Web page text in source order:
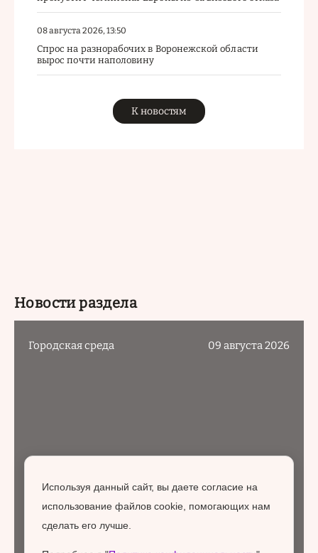
08 августа 2026, 13:50
Спрос на разнорабочих в Воронежской области
вырос почти наполовину
К новостям
Новости раздела
Городская среда 09 августа 2026
Используя данный сайт, вы даете согласие на
использование файлов cookie, помогающих нам
сделать его лучше.